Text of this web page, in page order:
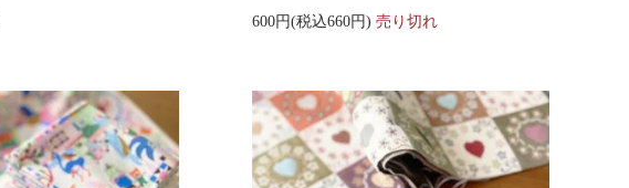
600円(税込660円) 売り切れ